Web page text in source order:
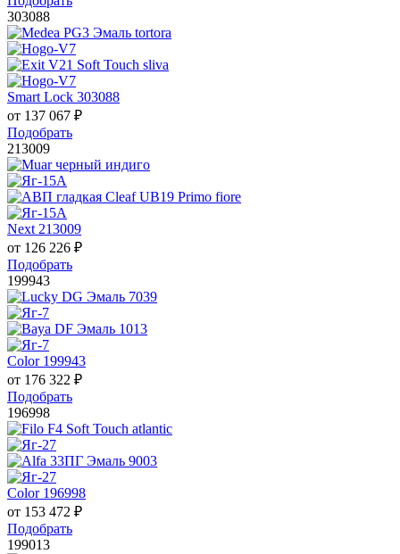
303088
Smart Lock 303088
от 137 067 ₽
Подобрать
213009
Next 213009
от 126 226 ₽
Подобрать
199943
Color 199943
от 176 322 ₽
Подобрать
196998
Color 196998
от 153 472 ₽
Подобрать
199013